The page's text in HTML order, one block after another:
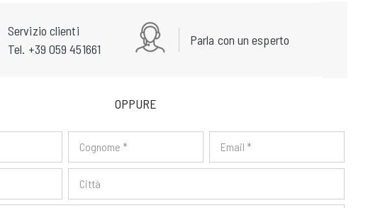
Servizio clienti
Tel. +39 059 451661
Parla con un esperto
OPPURE